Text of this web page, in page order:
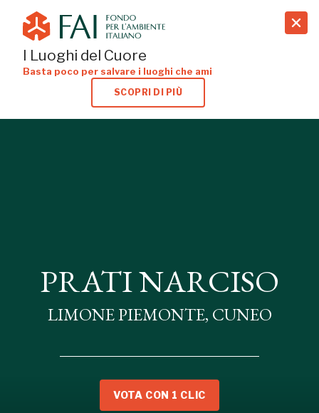
search
I Luoghi del Cuore
Basta poco per salvare i luoghi che ami
SCOPRI DI PIÙ
PRATI NARCISO
LIMONE PIEMONTE, CUNEO
VOTA CON 1 CLIC